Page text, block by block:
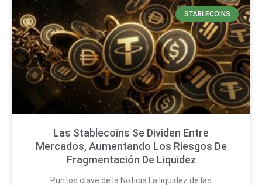
STABLECOINS
Las Stablecoins Se Dividen Entre
Mercados, Aumentando Los Riesgos De
Fragmentación De Liquidez
Puntos clave de la Noticia La liquidez de las